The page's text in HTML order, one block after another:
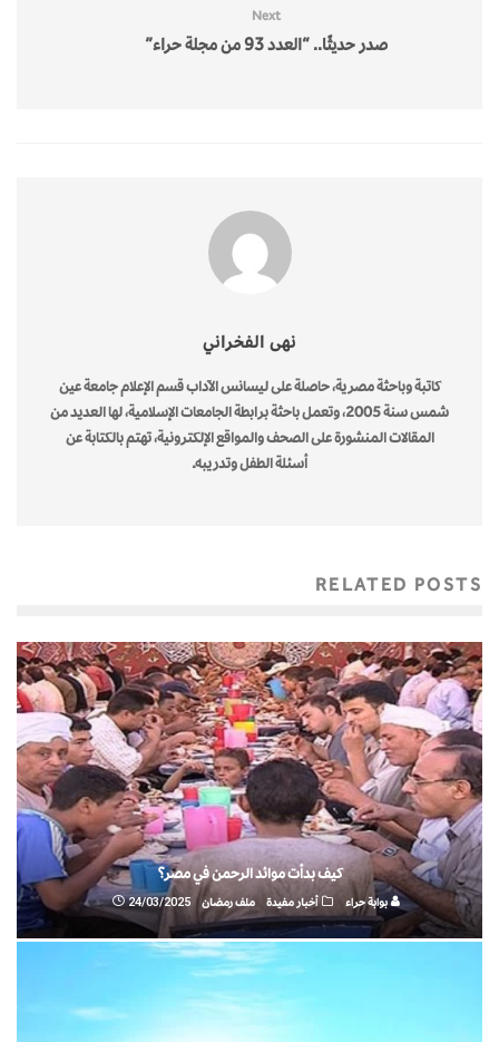
Next
صدر حديثًا.. “العدد 93 من مجلة حراء”
نهى الفخراني
كاتبة وباحثة مصرية، حاصلة على ليسانس الآداب قسم الإعلام جامعة عين
شمس سنة 2005، وتعمل باحثة برابطة الجامعات الإسلامية، لها العديد من
المقالات المنشورة على الصحف والمواقع الإلكترونية، تهتم بالكتابة عن
أسئلة الطفل وتدريبه.
RELATED POSTS
كيف بدأت موائد الرحمن في مصر؟
بوابة حراء أخبار مفيدة ملف رمضان 24/03/2025